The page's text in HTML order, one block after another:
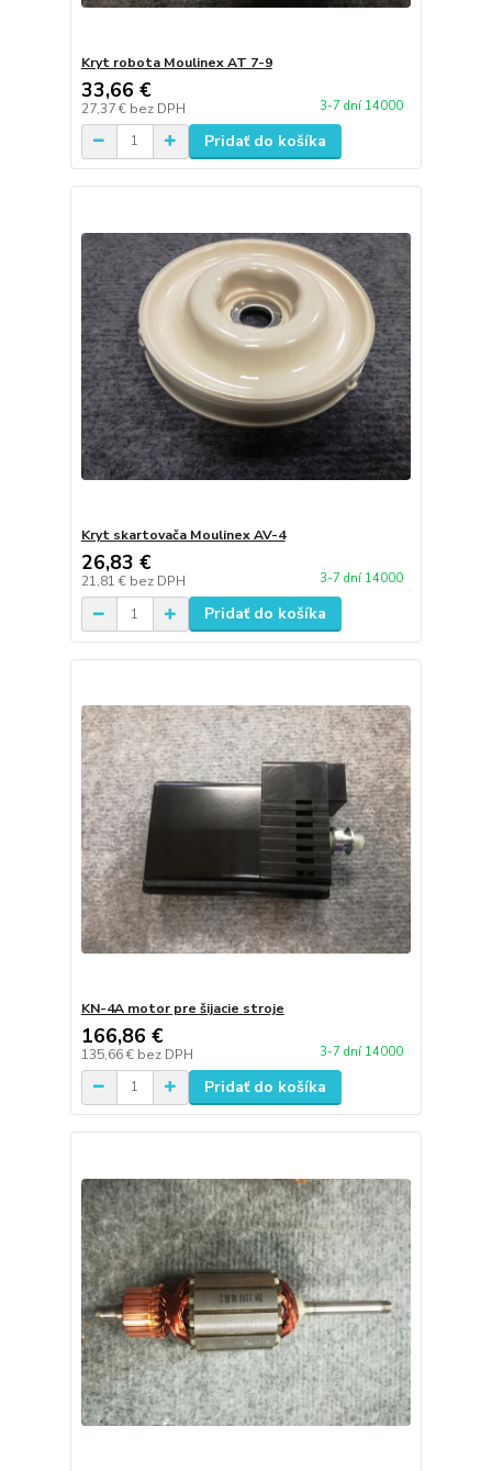
Kryt robota Moulinex AT 7-9
33,66 €
27,37 € bez DPH 3-7 dní 14000
Pridať do košíka
Kryt skartovača Moulinex AV-4
26,83 €
21,81 € bez DPH 3-7 dní 14000
Pridať do košíka
KN-4A motor pre šijacie stroje
166,86 €
135,66 € bez DPH 3-7 dní 14000
Pridať do košíka